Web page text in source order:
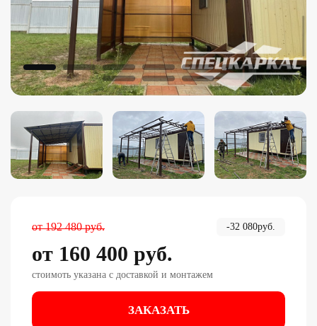
от192 480 руб. -32 080руб.
от 160 400 руб.
стоимоть указана с доставкой и монтажем
ЗАКАЗАТЬ